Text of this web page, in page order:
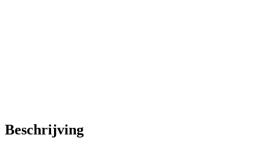
Beschrijving